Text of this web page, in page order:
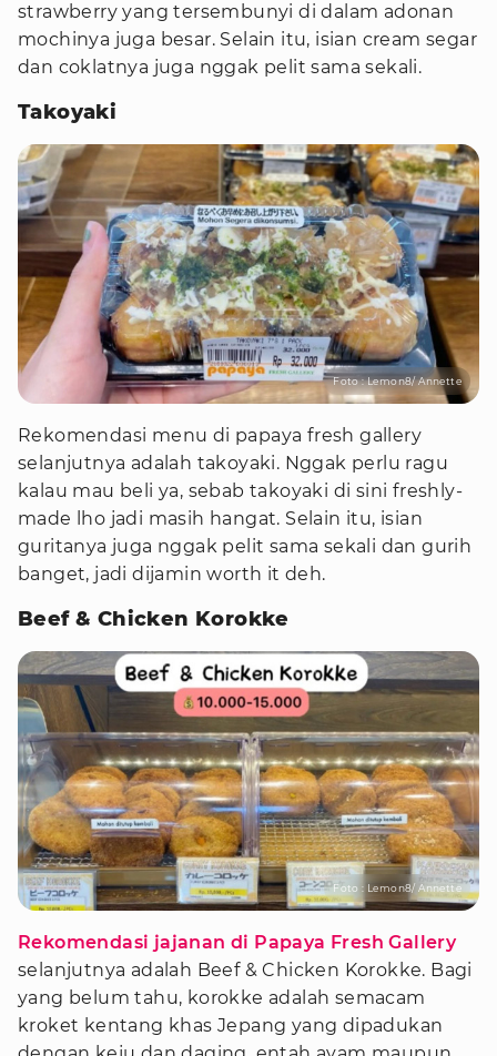
strawberry yang tersembunyi di dalam adonan
mochinya juga besar. Selain itu, isian cream segar
dan coklatnya juga nggak pelit sama sekali.
Takoyaki
Foto : Lemon8/ Annette
Rekomendasi menu di papaya fresh gallery
selanjutnya adalah takoyaki. Nggak perlu ragu
kalau mau beli ya, sebab takoyaki di sini freshly-
made lho jadi masih hangat. Selain itu, isian
guritanya juga nggak pelit sama sekali dan gurih
banget, jadi dijamin worth it deh.
Beef & Chicken Korokke
Foto : Lemon8/ Annette
Rekomendasi jajanan di Papaya Fresh Gallery
selanjutnya adalah Beef & Chicken Korokke. Bagi
yang belum tahu, korokke adalah semacam
kroket kentang khas Jepang yang dipadukan